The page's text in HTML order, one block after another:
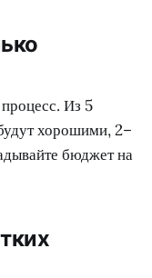
Из 5
хорошими, 2–
бюджет на